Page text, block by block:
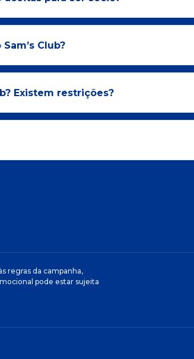
Club?
Existem restrições?
regras da campanha,
pode estar sujeita